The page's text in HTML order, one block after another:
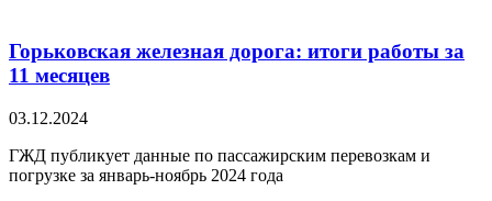
Горьковская железная дорога: итоги работы за
11 месяцев
03.12.2024
ГЖД публикует данные по пассажирским перевозкам и
погрузке за январь-ноябрь 2024 года